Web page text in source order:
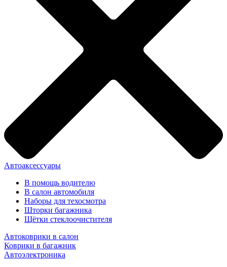
Автоаксессуары
В помощь водителю
В салон автомобиля
Наборы для техосмотра
Шторки багажника
Щётки стеклоочистителя
Автоковрики в салон
Коврики в багажник
Автоэлектроника